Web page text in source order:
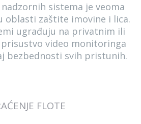
sistema je veoma
oblasti zaštite imovine i lica.
ugrađuju na privatnim ili
video monitoringa
bezbednosti svih pristunih.
FLOTE